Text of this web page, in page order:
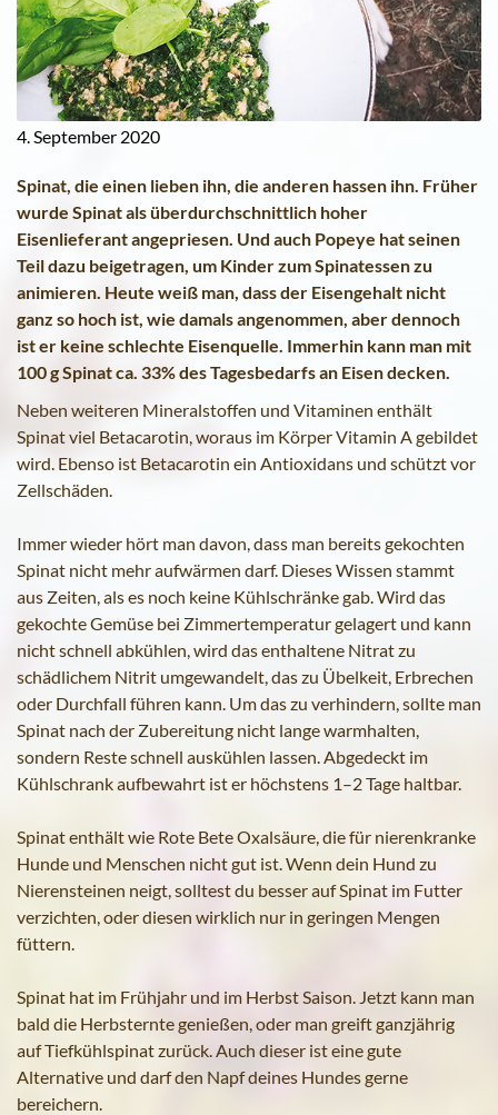
4. September 2020
Spinat, die einen lieben ihn, die anderen hassen ihn. Früher
wurde Spinat als überdurchschnittlich hoher
Eisenlieferant angepriesen. Und auch Popeye hat seinen
Teil dazu beigetragen, um Kinder zum Spinatessen zu
animieren. Heute weiß man, dass der Eisengehalt nicht
ganz so hoch ist, wie damals angenommen, aber dennoch
ist er keine schlechte Eisenquelle. Immerhin kann man mit
100 g Spinat ca. 33% des Tagesbedarfs an Eisen decken.
Neben weiteren Mineralstoffen und Vitaminen enthält
Spinat viel Betacarotin, woraus im Körper Vitamin A gebildet
wird. Ebenso ist Betacarotin ein Antioxidans und schützt vor
Zellschäden.
Immer wieder hört man davon, dass man bereits gekochten
Spinat nicht mehr aufwärmen darf. Dieses Wissen stammt
aus Zeiten, als es noch keine Kühlschränke gab. Wird das
gekochte Gemüse bei Zimmertemperatur gelagert und kann
nicht schnell abkühlen, wird das enthaltene Nitrat zu
schädlichem Nitrit umgewandelt, das zu Übelkeit, Erbrechen
oder Durchfall führen kann. Um das zu verhindern, sollte man
Spinat nach der Zubereitung nicht lange warmhalten,
sondern Reste schnell auskühlen lassen. Abgedeckt im
Kühlschrank aufbewahrt ist er höchstens 1–2 Tage haltbar.
Spinat enthält wie Rote Bete Oxalsäure, die für nierenkranke
Hunde und Menschen nicht gut ist. Wenn dein Hund zu
Nierensteinen neigt, solltest du besser auf Spinat im Futter
verzichten, oder diesen wirklich nur in geringen Mengen
füttern.
Spinat hat im Frühjahr und im Herbst Saison. Jetzt kann man
bald die Herbsternte genießen, oder man greift ganzjährig
auf Tiefkühlspinat zurück. Auch dieser ist eine gute
Alternative und darf den Napf deines Hundes gerne
bereichern.